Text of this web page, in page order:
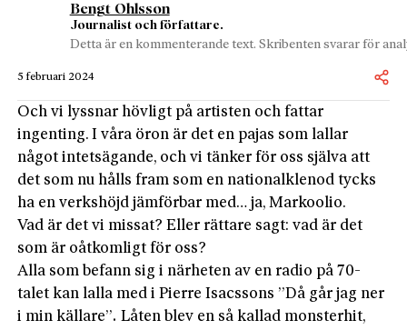
Bengt Ohlsson
Journalist och författare.
Detta är en kommenterande text. Skribenten svarar för
5 februari 2024
Och vi lyssnar hövligt på artisten och fattar
ingenting. I våra öron är det en pajas som lallar
något intetsägande, och vi tänker för oss själva att
det som nu hålls fram som en nationalklenod tycks
ha en verkshöjd jämförbar med… ja, Markoolio.
Vad är det vi missat? Eller rättare sagt: vad är det
som är oåtkomligt för oss?
Alla som befann sig i närheten av en radio på 70-
talet kan lalla med i Pierre Isacssons ”Då går jag ner
i min källare”. Låten blev en så kallad monsterhit,